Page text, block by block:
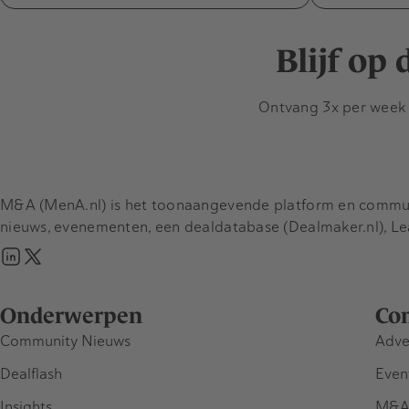
Blijf op
Ontvang 3x per
Onderwerpen
Community Nieuws
Dealflash
M&A (MenA.nl) is het toonaangevende platform en
nieuws, evenementen, een dealdatabase (Dealmaker.nl),